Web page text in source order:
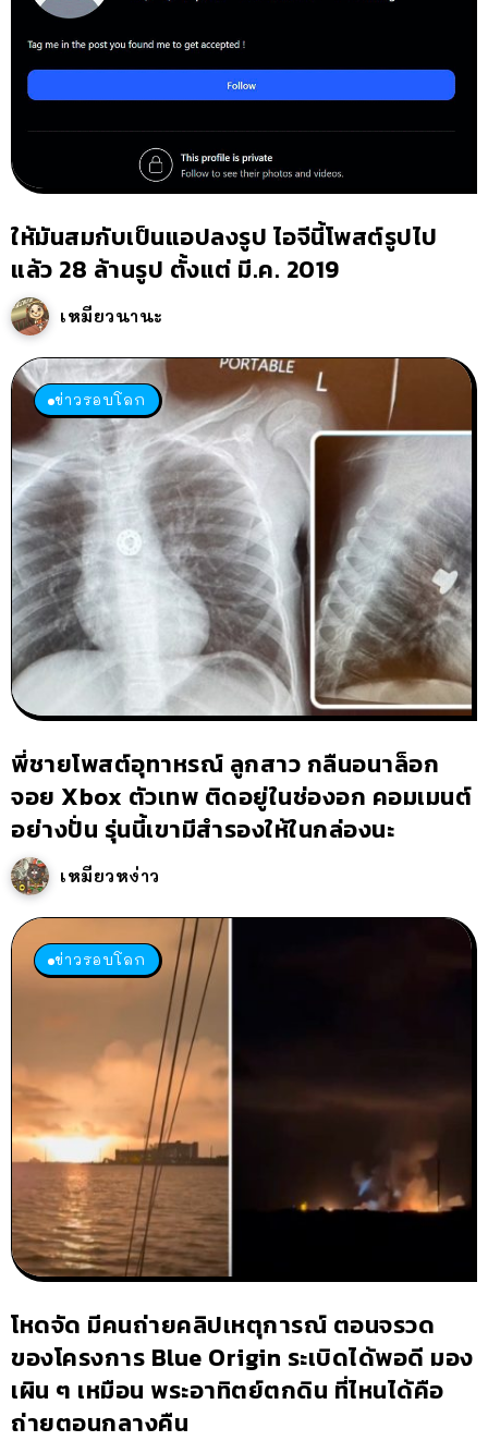
ให้มันสมกับเป็นแอปลงรูป ไอจีนี้โพสต์รูปไป
แล้ว 28 ล้านรูป ตั้งแต่ มี.ค. 2019
เหมียวนานะ
ข่าวรอบโลก
พี่ชายโพสต์อุทาหรณ์ ลูกสาว กลืนอนาล็อก
จอย Xbox ตัวเทพ ติดอยู่ในช่องอก คอมเมนต์
อย่างปั่น รุ่นนี้เขามีสำรองให้ในกล่องนะ
เหมียวหง่าว
ข่าวรอบโลก
โหดจัด มีคนถ่ายคลิปเหตุการณ์ ตอนจรวด
ของโครงการ Blue Origin ระเบิดได้พอดี มอง
เผิน ๆ เหมือน พระอาทิตย์ตกดิน ที่ไหนได้คือ
ถ่ายตอนกลางคืน